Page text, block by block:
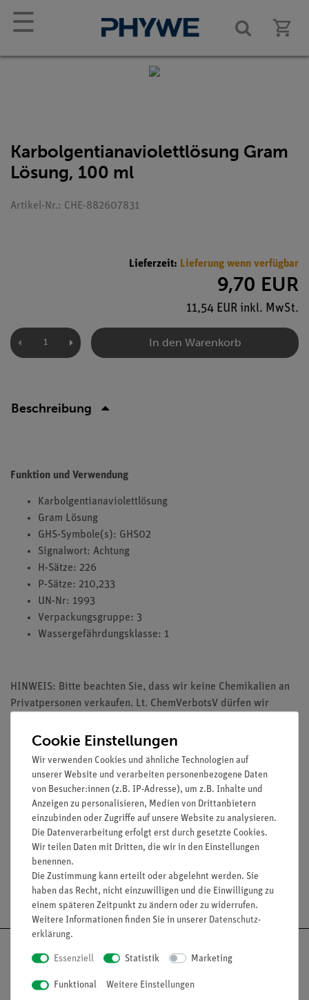
☰
Karbolgentianaviolettlösung Gram
Lösung, 100 ml
Artikel-Nr.: CHE-882607831
Lieferzeit: Lieferung wenn verfügbar
9,70 EUR
11,54 EUR inkl. MwSt.
In den Warenkorb
Beschreibung
Funktion und Verwendung
Karbolgentianaviolettlösung
Gram Lösung
GHS-Symbole(s): GHS02
Signalwort: Achtung
H-Sätze: 226
P-Sätze: 210,233
UN-Nr: 1993
Verpackungsgruppe: 3
Wassergefährdungsklasse: 1
HINWEIS: Bitte beachten Sie, dass wir keine Chemikalien an
Privatpersonen verkaufen. Lt. ChemVerbotsV dürfen wir
Verwender und öffentliche Forschungs-, Untersuchungs- und
Lehranstalten abgeben.
Media / Downloads
Versandkostenfrei ab 300,- €
Cookie Einstellungen
Wir verwenden Cookies und ähnliche Technologien auf
unserer Website und verarbeiten personenbezogene Daten
von Besucher:innen (z.B. IP-Adresse), um z.B. Inhalte und
Anzeigen zu personalisieren, Medien von Drittanbietern
einzubinden oder Zugriffe auf unsere Website zu analysieren.
Die Datenverarbeitung erfolgt erst durch gesetzte Cookies.
Wir teilen Daten mit Dritten, die wir in den Einstellungen
benennen.
Die Zustimmung kann erteilt oder abgelehnt werden. Sie
haben das Recht, nicht einzuwilligen und die Einwilligung zu
einem späteren Zeitpunkt zu ändern oder zu widerrufen.
Weitere Informationen finden Sie in unserer Daten­schutz­
erklärung.
Essenziell Statistik Marketing
Funktional Weitere Einstellungen